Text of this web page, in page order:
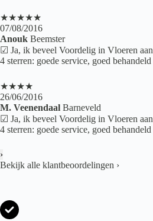
★★★★★
07/08/2016
Anouk Beemster
☑ Ja, ik beveel Voordelig in Vloeren aan
4 sterren: goede service, goed behandeld
★★★★
26/06/2016
M. Veenendaal Barneveld
☑ Ja, ik beveel Voordelig in Vloeren aan
4 sterren: goede service, goed behandeld
›
Bekijk alle klantbeoordelingen ›